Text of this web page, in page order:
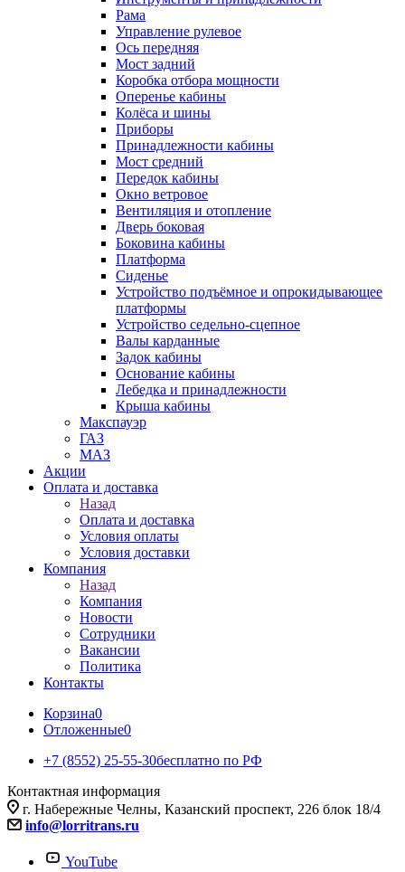
Рама
Управление рулевое
Ось передняя
Мост задний
Коробка отбора мощности
Оперенье кабины
Колёса и шины
Приборы
Принадлежности кабины
Мост средний
Передок кабины
Окно ветровое
Вентиляция и отопление
Дверь боковая
Боковина кабины
Платформа
Сиденье
Устройство подъёмное и опрокидывающее
платформы
Устройство седельно-сцепное
Валы карданные
Задок кабины
Основание кабины
Лебедка и принадлежности
Крыша кабины
Макспауэр
ГАЗ
МАЗ
Акции
Оплата и доставка
Назад
Оплата и доставка
Условия оплаты
Условия доставки
Компания
Назад
Компания
Новости
Сотрудники
Вакансии
Политика
Контакты
Корзина0
Отложенные0
+7 (8552) 25-55-30бесплатно по РФ
Контактная информация
г. Набережные Челны, Казанский проспект, 226 блок 18/4
info@lorritrans.ru
YouTube